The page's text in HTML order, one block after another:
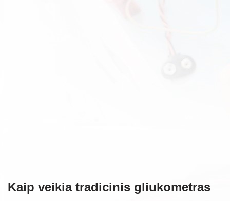
Kaip veikia tradicinis gliukometras